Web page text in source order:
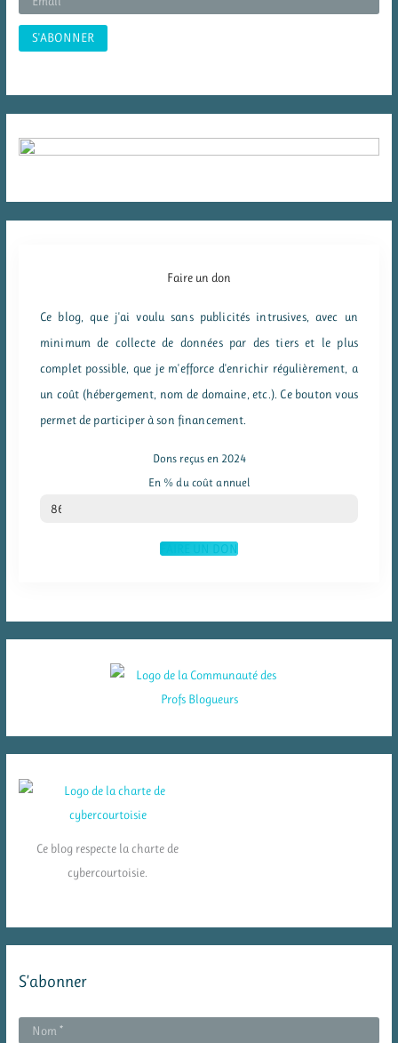
:
Faire un don
Ce blog, que j'ai voulu sans publicités intrusives, avec un
minimum de collecte de données par des tiers et le plus
complet possible, que je m'efforce d'enrichir régulièrement, a
un coût (hébergement, nom de domaine, etc.). Ce bouton vous
permet de participer à son financement.
Dons reçus en 2024
En % du coût annuel
% du coût annuel
86
FAIRE UN DON
Ce blog respecte la charte de
cybercourtoisie.
S’abonner